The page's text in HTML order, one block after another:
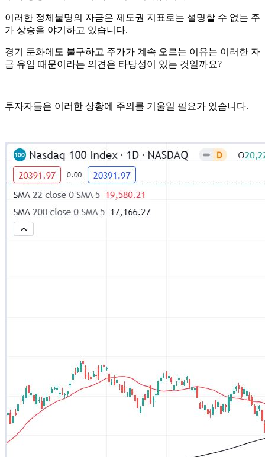
이러한 정체불명의 자금은 제도권 지표로는 설명할 수 없는 주
가 상승을 야기하고 있습니다.
경기 둔화에도 불구하고 주가가 계속 오르는 이유는 이러한 자
금 유입 때문이라는 의견은 타당성이 있는 것일까요?
투자자들은 이러한 상황에 주의를 기울일 필요가 있습니다.